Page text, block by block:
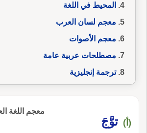
المحيط في اللغة
معجم لسان العرب
معجم الأصوات
مصطلحات عربية عامة
ترجمة إنجليزية
معجم اللغة
(أ) توَّجَ